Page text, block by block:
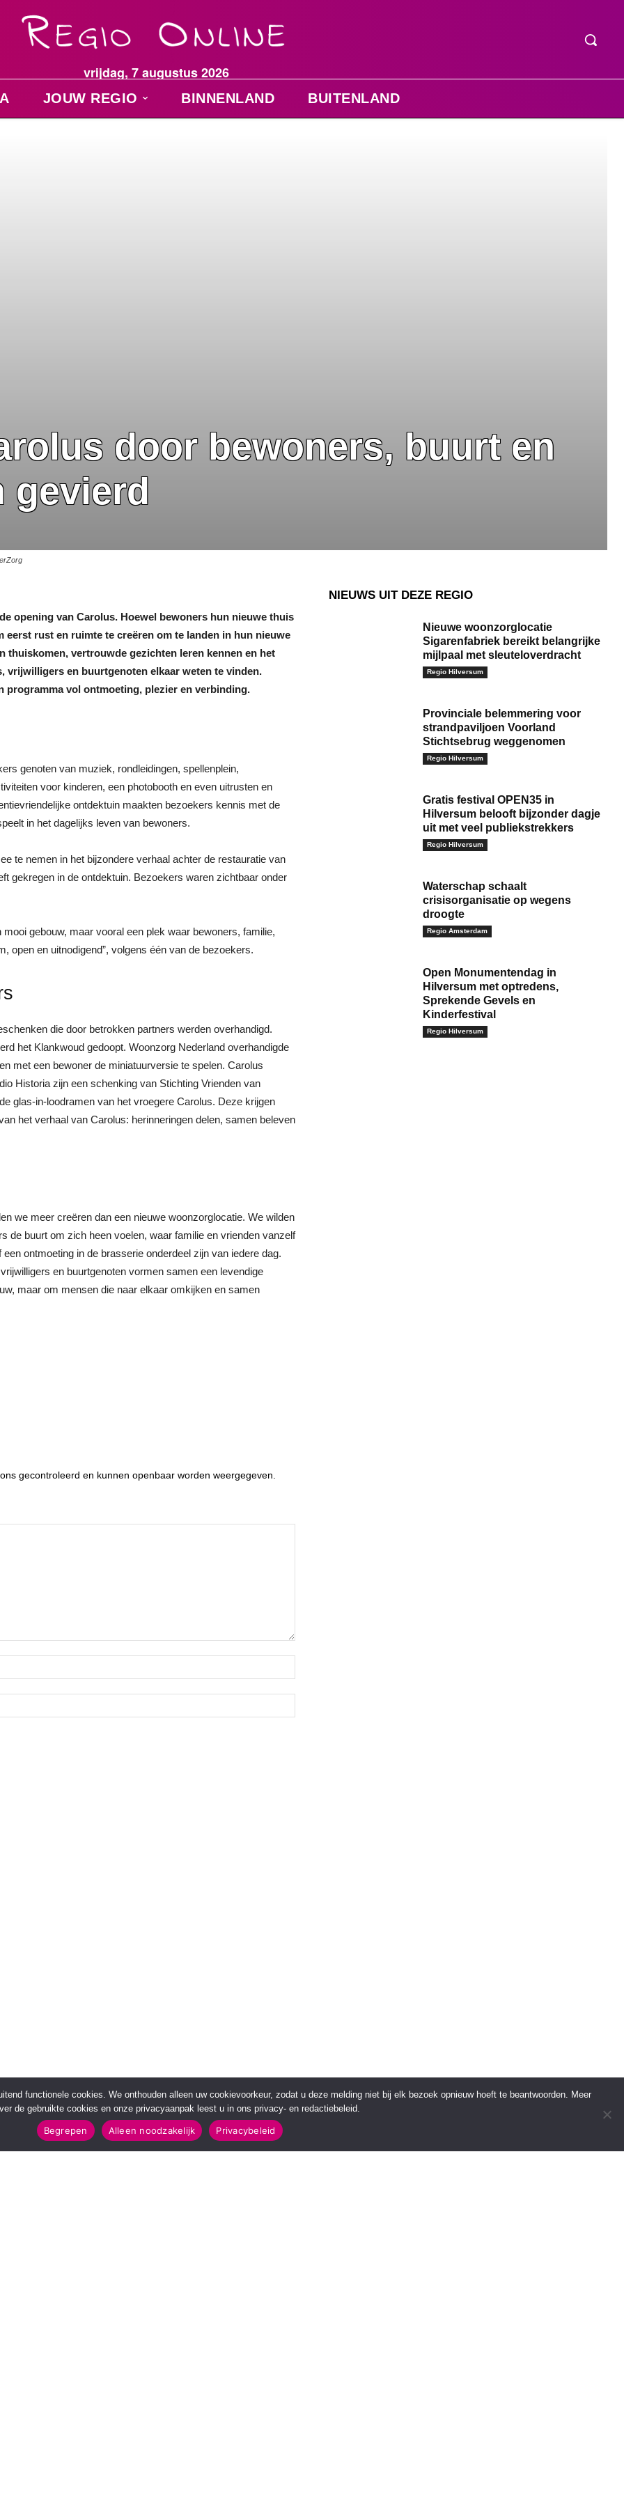
vrijdag, 7 augustus 2026
JOUW REGIO BINNENLAND BUITENLAND
door bewoners, buurt en
gevierd
opening van Carolus. Hoewel bewoners hun nieuwe thuis
rust en ruimte te creëren om te landen in hun nieuwe
thuiskomen, vertrouwde gezichten leren kennen en het
vrijwilligers en buurtgenoten elkaar weten te vinden.
programma vol ontmoeting, plezier en verbinding.
genoten van muziek, rondleidingen, spellenplein,
voor kinderen, een photobooth en even uitrusten en
ontdektuin maakten bezoekers kennis met de
in het dagelijks leven van bewoners.
te nemen in het bijzondere verhaal achter de restauratie van
gekregen in de ontdektuin. Bezoekers waren zichtbaar onder
gebouw, maar vooral een plek waar bewoners, familie,
open en uitnodigend”, volgens één van de bezoekers.
die door betrokken partners werden overhandigd.
het Klankwoud gedoopt. Woonzorg Nederland overhandigde
met een bewoner de miniatuurversie te spelen. Carolus
Historia zijn een schenking van Stichting Vrienden van
glas-in-loodramen van het vroegere Carolus. Deze krijgen
het verhaal van Carolus: herinneringen delen, samen beleven
we meer creëren dan een nieuwe woonzorglocatie. We wilden
de buurt om zich heen voelen, waar familie en vrienden vanzelf
ontmoeting in de brasserie onderdeel zijn van iedere dag.
en buurtgenoten vormen samen een levendige
maar om mensen die naar elkaar omkijken en samen
gecontroleerd en kunnen openbaar worden weergegeven.
NIEUWS UIT DEZE REGIO
Nieuwe woonzorglocatie
Sigarenfabriek bereikt belangrijke
mijlpaal met sleuteloverdracht
Regio Hilversum
Provinciale belemmering voor
strandpaviljoen Voorland
Stichtsebrug weggenomen
Regio Hilversum
Gratis festival OPEN35 in
Hilversum belooft bijzonder dagje
uit met veel publiekstrekkers
Regio Hilversum
Waterschap schaalt
crisisorganisatie op wegens
droogte
Regio Amsterdam
Open Monumentendag in
Hilversum met optredens,
Sprekende Gevels en
Kinderfestival
Regio Hilversum
functionele cookies. We onthouden alleen uw cookievoorkeur, zodat u deze melding niet bij elk bezoek opnieuw hoeft te beantwoorden. Meer
de gebruikte cookies en onze privacyaanpak leest u in ons privacy- en redactiebeleid.
Begrepen Alleen noodzakelijk Privacybeleid